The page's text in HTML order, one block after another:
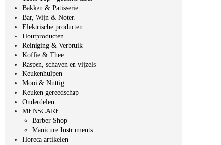
Bakken & Patisserie
Bar, Wijn & Noten
Elektrische producten
Houtproducten
Reiniging & Verbruik
Koffie & Thee
Raspen, schaven en vijzels
Keukenhulpen
Mooi & Nuttig
Keuken gereedschap
Onderdelen
MENSCARE
Barber Shop
Manicure Instruments
Horeca artikelen